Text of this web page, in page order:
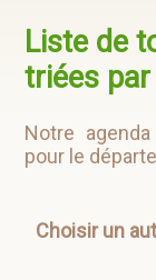
Liste de
triées
Notre
pour le
Choisir un